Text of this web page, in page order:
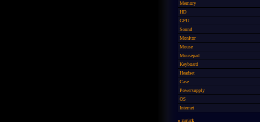
Memory
HD
GPU
Sound
Monitor
Mouse
Mousepad
Keyboard
Headset
Case
Powersupply
OS
Internet
« zurück